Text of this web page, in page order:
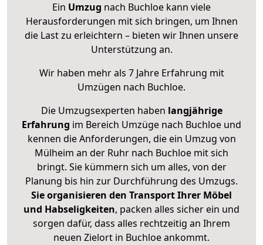
Ein Umzug nach Buchloe kann viele
Herausforderungen mit sich bringen, um Ihnen
die Last zu erleichtern – bieten wir Ihnen unsere
Unterstützung an.
Wir haben mehr als 7 Jahre Erfahrung mit
Umzügen nach Buchloe.
Die Umzugsexperten haben langjährige
Erfahrung im Bereich Umzüge nach Buchloe und
kennen die Anforderungen, die ein Umzug von
Mülheim an der Ruhr nach Buchloe mit sich
bringt. Sie kümmern sich um alles, von der
Planung bis hin zur Durchführung des Umzugs.
Sie organisieren den Transport Ihrer Möbel
und Habseligkeiten, packen alles sicher ein und
sorgen dafür, dass alles rechtzeitig an Ihrem
neuen Zielort in Buchloe ankommt.